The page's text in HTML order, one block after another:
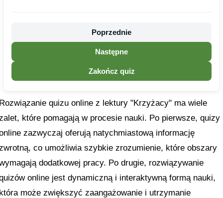
Poprzednie
Następne
Zakończ quiz
quizu online z lektury "Krzyżacy" ma wiele
które pomagają w procesie nauki. Po pierwsze, quizy
zazwyczaj oferują natychmiastową informację
co umożliwia szybkie zrozumienie, które obszary
dodatkowej pracy. Po drugie, rozwiązywanie
online jest dynamiczną i interaktywną formą nauki,
może zwiększyć zaangażowanie i utrzymanie